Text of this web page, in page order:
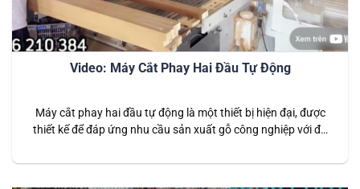
Video: Máy Cắt Phay Hai Đầu Tự Động
Máy cắt phay hai đầu tự động là một thiết bị hiện đại, được
thiết kế để đáp ứng nhu cầu sản xuất gỗ công nghiệp với độ
cho các doanh nghiệp cần tối đa hóa hiệu quả và giảm thiểu…